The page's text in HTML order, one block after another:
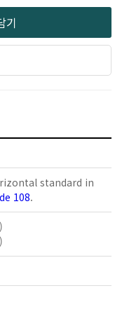
기
standard in
108.